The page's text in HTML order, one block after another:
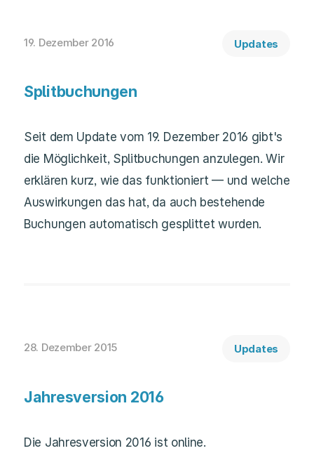
19. Dezember 2016 Updates
Splitbuchungen
Seit dem Update vom 19. Dezember 2016 gibt's
die Möglichkeit, Splitbuchungen anzulegen. Wir
erklären kurz, wie das funktioniert — und welche
Auswirkungen das hat, da auch bestehende
Buchungen automatisch gesplittet wurden.
28. Dezember 2015 Updates
Jahresversion 2016
Die Jahresversion 2016 ist online.